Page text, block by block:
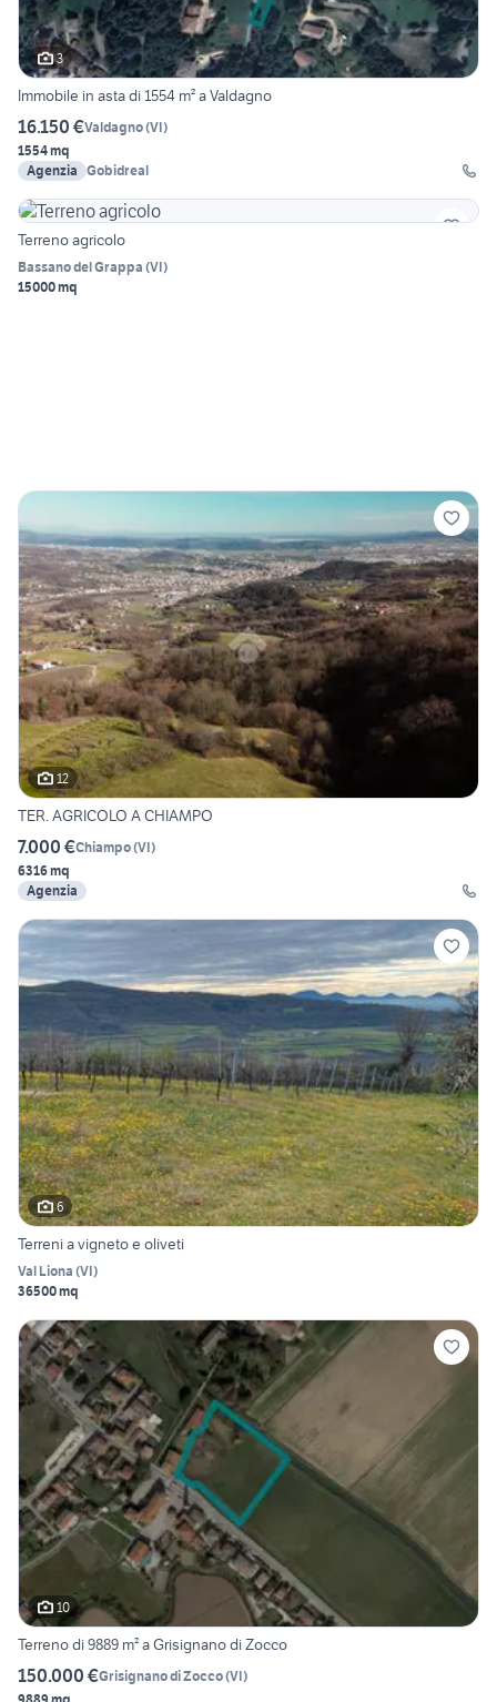
3
Immobile in asta di 1554 m² a Valdagno
16.150 €Valdagno(VI)
1554 mq
Agenzia Gobidreal
Terreno agricolo
Bassano del Grappa (VI)
15000 mq
12
TER. AGRICOLO A CHIAMPO
7.000 €Chiampo(VI)
6316 mq
Agenzia
6
Terreni a vigneto e oliveti
Val Liona (VI)
36500 mq
10
Terreno di 9889 m² a Grisignano di Zocco
150.000 €Grisignano di Zocco(VI)